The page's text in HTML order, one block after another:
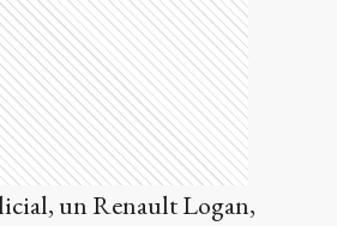
un Renault Logan,